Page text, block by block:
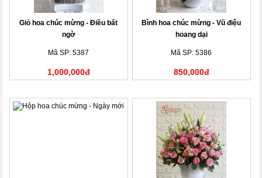
Giỏ hoa chúc mừng - Điều bất
ngờ
Mã SP: 5387
1,000,000đ
Bình hoa chúc mừng - Vũ điệu
hoang dại
Mã SP: 5386
850,000đ